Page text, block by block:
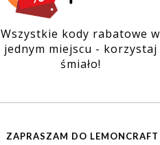
Wszystkie kody rabatowe w
jednym miejscu - korzystaj
śmiało!
ZAPRASZAM DO LEMONCRAFT